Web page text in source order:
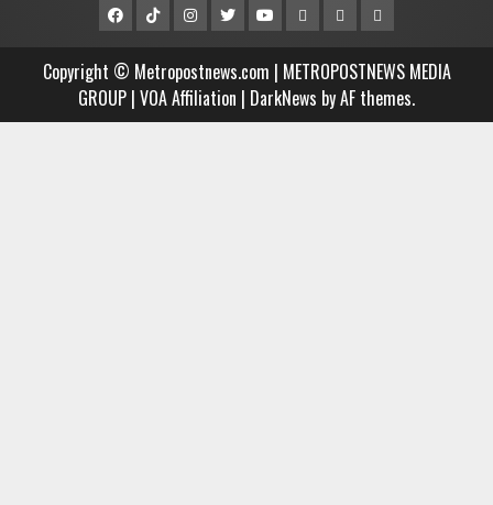
FacebookTiktok
Metropostnews
Media
Group
Instagram
TwitterYoutubeMCTVVIDEO
NEWS
AND
MUSIC
Player
Embed
Copyright © Metropostnews.com | METROPOSTNEWS MEDIA
GROUP | VOA Affiliation | DarkNews by AF themes.